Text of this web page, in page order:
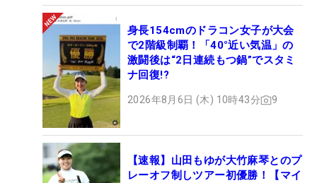
身長154cmのドラコン女子が大会
で2階級制覇！「40°近い気温」の
激闘後は“2日連続もつ鍋”でスタミ
ナ回復!?
2026年8月6日 (木) 10時43分 9
【速報】山田もゆが大竹麻琴とのプ
レーオフ制しツアー初優勝！【マイ